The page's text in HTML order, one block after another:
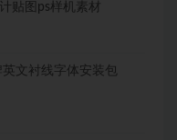
贴图ps样机素材
文衬线字体安装包